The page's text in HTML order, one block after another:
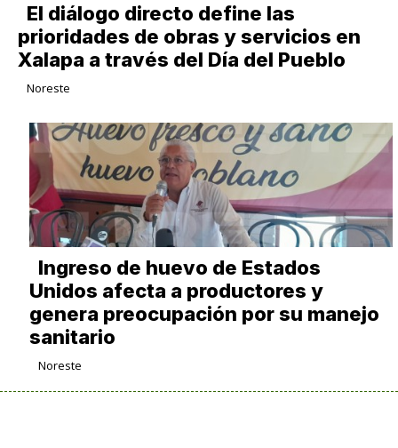
El diálogo directo define las
prioridades de obras y servicios en
Xalapa a través del Día del Pueblo
Noreste
Ingreso de huevo de Estados
Unidos afecta a productores y
genera preocupación por su manejo
sanitario
Noreste